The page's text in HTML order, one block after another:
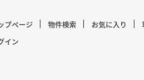
プページ 物件検索 お気に入り
イン